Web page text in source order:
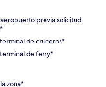
previa solicitud
de cruceros*
de ferry*
zona*